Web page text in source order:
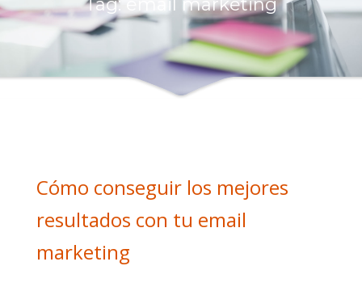
Intranet administración
Intranet comerciales
Intranet Diseñadores
Política de privacidad
Tag: email marketing
Cómo conseguir los mejores
resultados con tu email
marketing